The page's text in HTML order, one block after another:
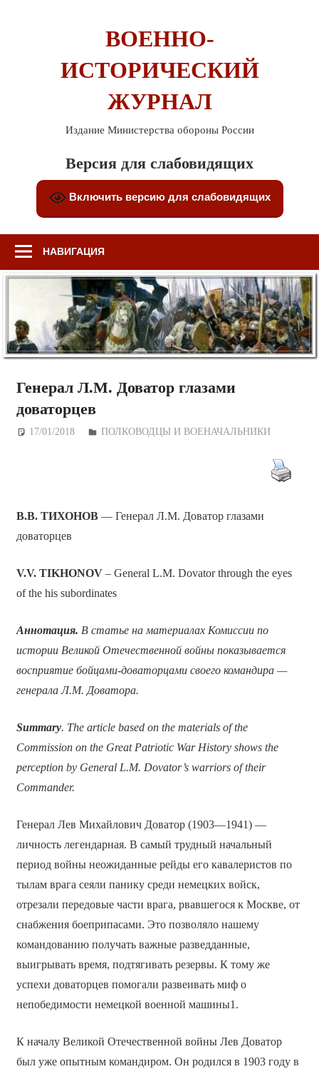
ВОЕННО-
ИСТОРИЧЕСКИЙ
ЖУРНАЛ
Издание Министерства обороны России
Версия для слабовидящих
Включить версию для слабовидящих
НАВИГАЦИЯ
Генерал Л.М. Доватор глазами
доваторцев
17/01/2018 Дежурный по Редакции
ПОЛКОВОДЦЫ И ВОЕНАЧАЛЬНИКИ
В.В. ТИХОНОВ— Генерал Л.М. Доватор глазами
доваторцев
V.V. TIKHONOV– General L.M. Dovator through the eyes
of the his subordinates
Аннотация. В статье на материалах Комиссии по
истории Великой Отечественной войны показывается
восприятие бойцами-доваторцами своего командира —
генерала Л.М. Доватора.
Summary. The article based on the materials of the
Commission on the Great Patriotic War History shows the
perception by General L.M. Dovator’s warriors of their
Commander.
Генерал Лев Михайлович Доватор (1903—1941) —
личность легендарная. В самый трудный начальный
период войны неожиданные рейды его кавалеристов по
тылам врага сеяли панику среди немецких войск,
отрезали передовые части врага, рвавшегося к Москве, от
снабжения боеприпасами. Это позволяло нашему
командованию получать важные разведданные,
выигрывать время, подтягивать резервы. К тому же
успехи доваторцев помогали развеивать миф о
непобедимости немецкой военной машины1.
К началу Великой Отечественной войны Лев Доватор
был уже опытным командиром. Он родился в 1903 году в